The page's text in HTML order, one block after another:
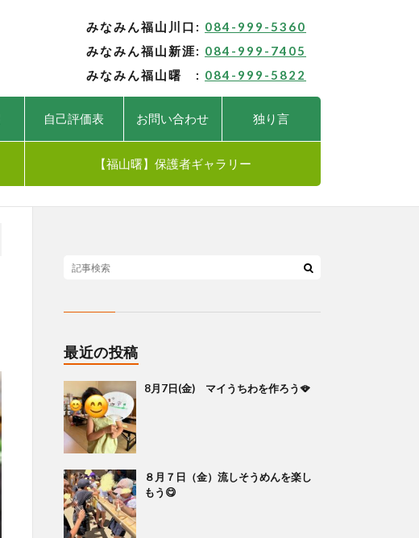
みなみん福山川口: 084-999-5360
みなみん福山新涯: 084-999-7405
みなみん福山曙 : 084-999-5822
自己評価表 お問い合わせ 独り言
【福山曙】保護者ギャラリー
最近の投稿
8月7日(金) マイうちわを作ろう🪭
８月７日（金）流しそうめんを楽し
もう😋